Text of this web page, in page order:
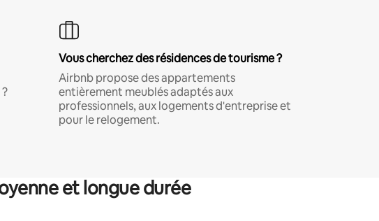
Vous cherchez des résidences de tourisme ?
Airbnb propose des appartements
entièrement meublés adaptés aux
professionnels, aux logements d'entreprise et
pour le relogement.
et longue durée